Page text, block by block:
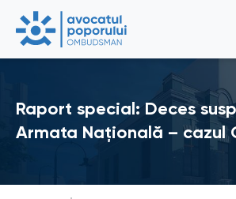
Raport special: Deces
Armata Națională – cazul